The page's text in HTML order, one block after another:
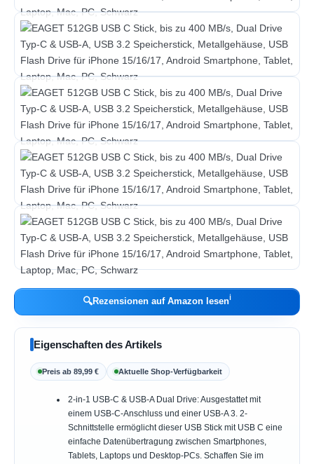
🔍Rezensionen auf Amazon lesenℹ︎
Eigenschaften des Artikels
Preis ab 89,99 € Aktuelle Shop-Verfügbarkeit
2-in-1 USB-C & USB-A Dual Drive: Ausgestattet mit
einem USB-C-Anschluss und einer USB-A 3. 2-
Schnittstelle ermöglicht dieser USB Stick mit USB C eine
einfache Datenübertragung zwischen Smartphones,
Tablets, Laptops und Desktop-PCs. Schaffen Sie im